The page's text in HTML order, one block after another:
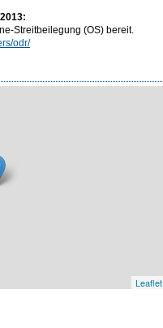
Streitbeilegung (OS) bereit.
odr/
Leaflet